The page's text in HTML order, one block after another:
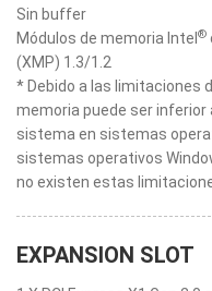
Sin buffer
Módulos de memoria Intel ®
(XMP) 1.3/1.2
* Debido a las limitaciones
memoria puede ser inferior
sistema en sistemas
sistemas operativos
no existen estas
EXPANSION SLOT